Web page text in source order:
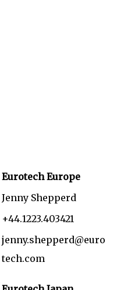
Eurotech Europe
Jenny Shepperd
+44.1223.403421
jenny.shepperd@euro
tech.com